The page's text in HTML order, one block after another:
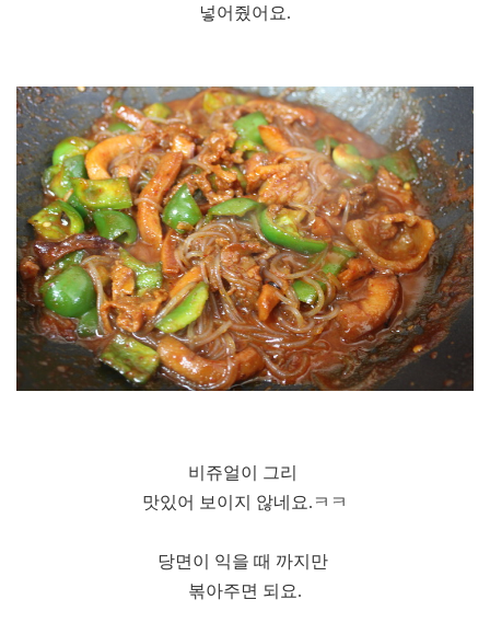
넣어줬어요.
비쥬얼이 그리
맛있어 보이지 않네요.ㅋㅋ
당면이 익을 때 까지만
볶아주면 되요.